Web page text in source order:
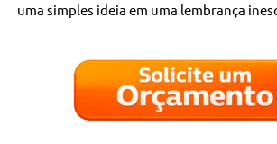
uma simples ideia em uma lembrança